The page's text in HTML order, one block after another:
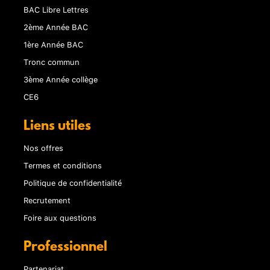
BAC Libre Lettres
2ème Année BAC
1ère Année BAC
Tronc commun
3ème Année collège
CE6
Liens utiles
Nos offres
Termes et conditions
Politique de confidentialité
Recrutement
Foire aux questions
Professionnel